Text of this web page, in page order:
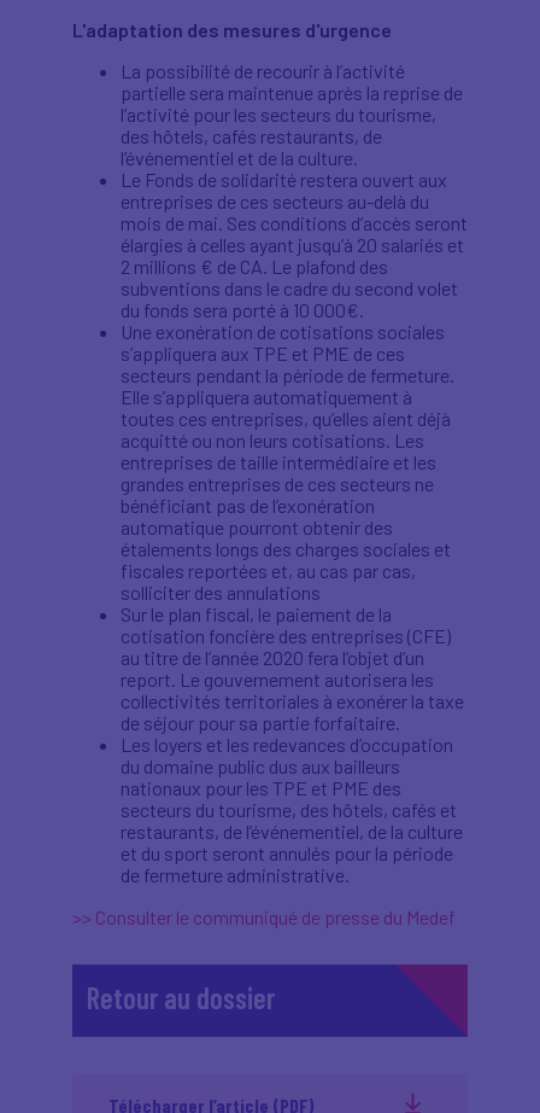
L'adaptation des mesures d'urgence
La possibilité de recourir à l’activité
partielle sera maintenue après la reprise de
l’activité pour les secteurs du tourisme,
des hôtels, cafés restaurants, de
l’événementiel et de la culture.
Le Fonds de solidarité restera ouvert aux
entreprises de ces secteurs au-delà du
mois de mai. Ses conditions d’accès seront
élargies à celles ayant jusqu’à 20 salariés et
2 millions € de CA. Le plafond des
subventions dans le cadre du second volet
du fonds sera porté à 10 000€.
Une exonération de cotisations sociales
s’appliquera aux TPE et PME de ces
secteurs pendant la période de fermeture.
Elle s’appliquera automatiquement à
toutes ces entreprises, qu’elles aient déjà
acquitté ou non leurs cotisations. Les
entreprises de taille intermédiaire et les
grandes entreprises de ces secteurs ne
bénéficiant pas de l’exonération
automatique pourront obtenir des
étalements longs des charges sociales et
fiscales reportées et, au cas par cas,
solliciter des annulations
Sur le plan fiscal, le paiement de la
cotisation foncière des entreprises (CFE)
au titre de l’année 2020 fera l’objet d’un
report. Le gouvernement autorisera les
collectivités territoriales à exonérer la taxe
de séjour pour sa partie forfaitaire.
Les loyers et les redevances d’occupation
du domaine public dus aux bailleurs
nationaux pour les TPE et PME des
secteurs du tourisme, des hôtels, cafés et
restaurants, de l’événementiel, de la culture
et du sport seront annulés pour la période
de fermeture administrative.
>> Consulter le communiqué de presse du Medef
Retour au dossier
Télécharger l’article (PDF)